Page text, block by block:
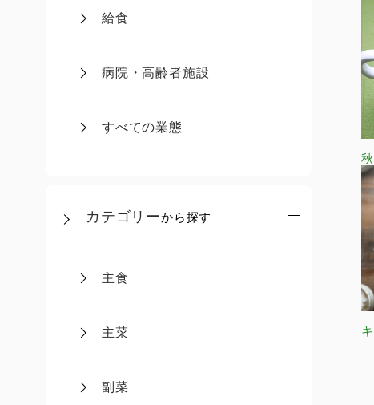
給食
病院・高齢者施設
すべての業態
カテゴリーから探す
主食
主菜
副菜